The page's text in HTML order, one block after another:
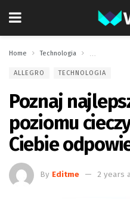
Home Technologia
ALLEGRO TECHNOLOGIA
Poznaj
poziomu
Ciebie
By Editme 2 years